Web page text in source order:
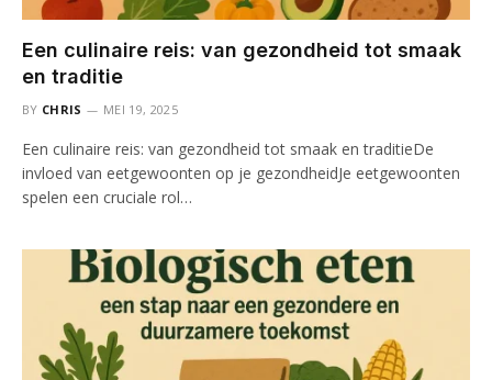
Een culinaire reis: van gezondheid tot smaak
en traditie
BY CHRIS MEI 19, 2025
Een culinaire reis: van gezondheid tot smaak en traditieDe
invloed van eetgewoonten op je gezondheidJe eetgewoonten
spelen een cruciale rol…